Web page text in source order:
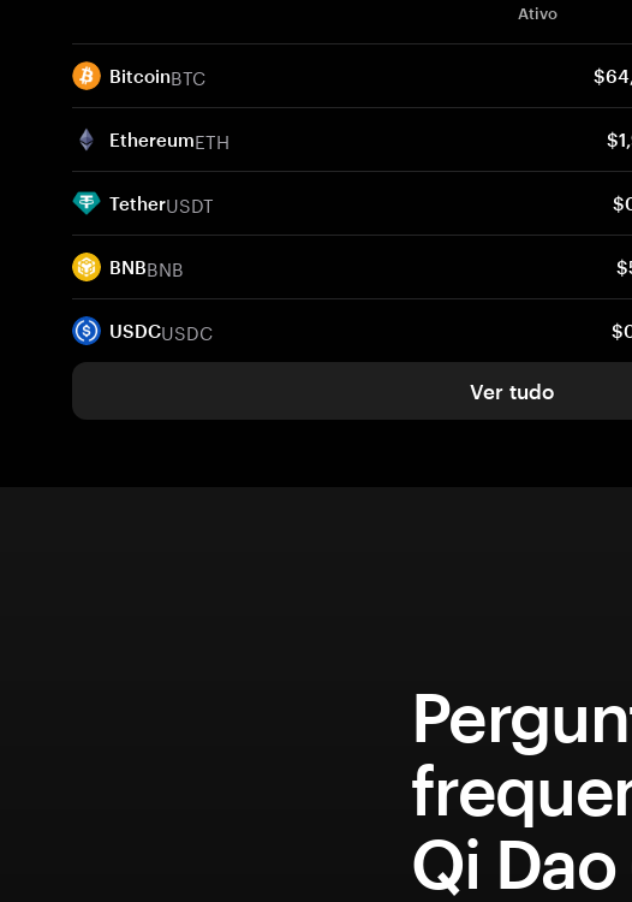
Ativo
BitcoinBTC
EthereumETH
TetherUSDT
BNBBNB
USDCUSDC
Ver tudo
Qi Dao